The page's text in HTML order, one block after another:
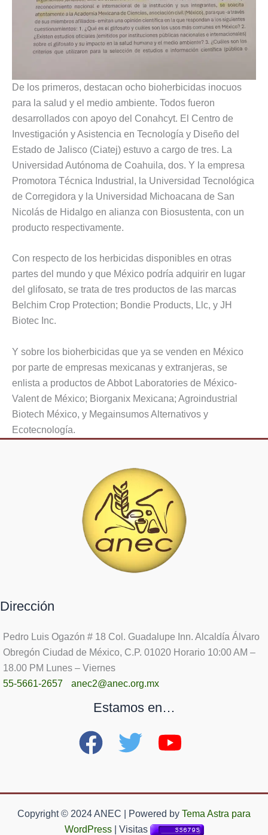
De los primeros, destacan ocho bioherbicidas inocuos
para la salud y el medio ambiente. Todos fueron
desarrollados con apoyo del Conahcyt. El Centro de
Investigación y Asistencia en Tecnología y Diseño del
Estado de Jalisco (Ciatej) estuvo a cargo de tres. La
Universidad Autónoma de Coahuila, dos. Y la empresa
Promotora Técnica Industrial, la Universidad Tecnológica
de Corregidora y la Universidad Michoacana de San
Nicolás de Hidalgo en alianza con Biosustenta, con un
producto respectivamente.
Con respecto de los herbicidas disponibles en otras
partes del mundo y que México podría adquirir en lugar
del glifosato, se trata de tres productos de las marcas
Belchim Crop Protection; Bondie Products, Llc, y JH
Biotec Inc.
Y sobre los bioherbicidas que ya se venden en México
por parte de empresas mexicanas y extranjeras, se
enlista a productos de Abbot Laboratories de México-
Valent de México; Biorganix Mexicana; Agroindustrial
Biotech México, y Megainsumos Alternativos y
Ecotecnología.
Dirección
Pedro Luis Ogazón # 18 Col. Guadalupe Inn. Alcaldía Álvaro
Obregón Ciudad de México, C.P. 01020 Horario 10:00 AM –
18.00 PM Lunes – Viernes
55-5661-2657
anec2@anec.org.mx
Estamos en…
Copyright © 2024 ANEC | Powered by Tema Astra para
WordPress| Visitas